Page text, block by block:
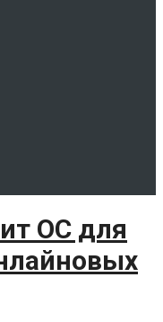
ОС для